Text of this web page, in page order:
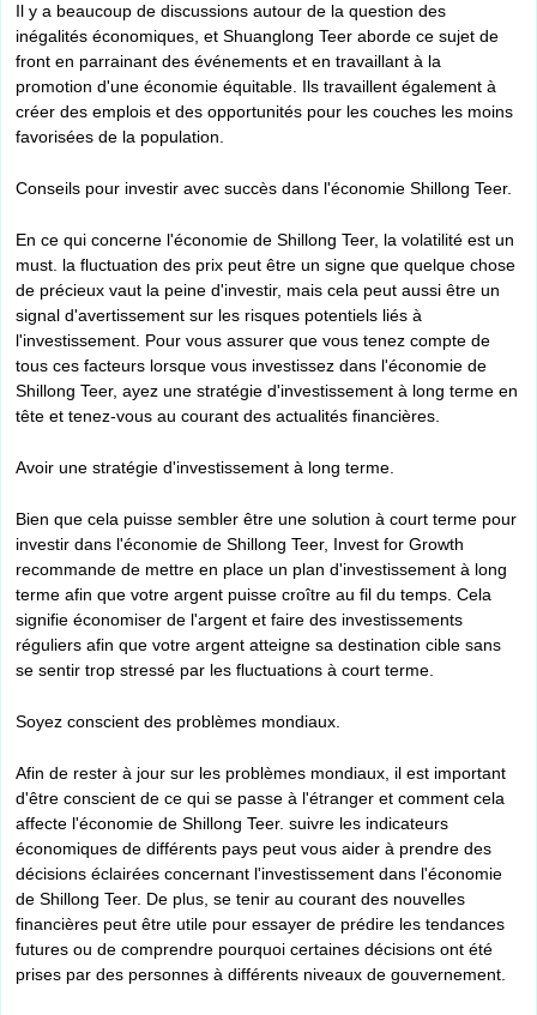
Il y a beaucoup de discussions autour de la question des
inégalités économiques, et Shuanglong Teer aborde ce sujet de
front en parrainant des événements et en travaillant à la
promotion d'une économie équitable. Ils travaillent également à
créer des emplois et des opportunités pour les couches les moins
favorisées de la population.
Conseils pour investir avec succès dans l'économie Shillong Teer.
En ce qui concerne l'économie de Shillong Teer, la volatilité est un
must. la fluctuation des prix peut être un signe que quelque chose
de précieux vaut la peine d'investir, mais cela peut aussi être un
signal d'avertissement sur les risques potentiels liés à
l'investissement. Pour vous assurer que vous tenez compte de
tous ces facteurs lorsque vous investissez dans l'économie de
Shillong Teer, ayez une stratégie d'investissement à long terme en
tête et tenez-vous au courant des actualités financières.
Avoir une stratégie d'investissement à long terme.
Bien que cela puisse sembler être une solution à court terme pour
investir dans l'économie de Shillong Teer, Invest for Growth
recommande de mettre en place un plan d'investissement à long
terme afin que votre argent puisse croître au fil du temps. Cela
signifie économiser de l'argent et faire des investissements
réguliers afin que votre argent atteigne sa destination cible sans
se sentir trop stressé par les fluctuations à court terme.
Soyez conscient des problèmes mondiaux.
Afin de rester à jour sur les problèmes mondiaux, il est important
d'être conscient de ce qui se passe à l'étranger et comment cela
affecte l'économie de Shillong Teer. suivre les indicateurs
économiques de différents pays peut vous aider à prendre des
décisions éclairées concernant l'investissement dans l'économie
de Shillong Teer. De plus, se tenir au courant des nouvelles
financières peut être utile pour essayer de prédire les tendances
futures ou de comprendre pourquoi certaines décisions ont été
prises par des personnes à différents niveaux de gouvernement.